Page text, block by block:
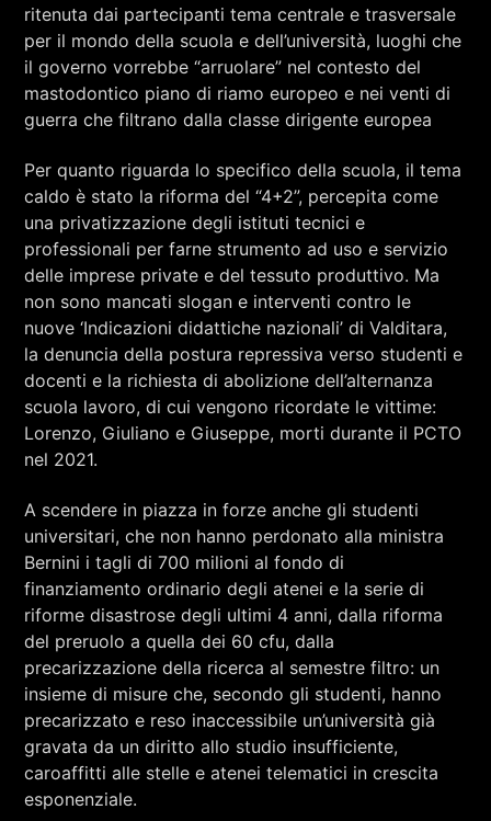
ritenuta dai partecipanti tema centrale e trasversale
per il mondo della scuola e dell’università, luoghi che
il governo vorrebbe “arruolare” nel contesto del
mastodontico piano di riamo europeo e nei venti di
guerra che filtrano dalla classe dirigente europea
Per quanto riguarda lo specifico della scuola, il tema
caldo è stato la riforma del “4+2”, percepita come
una privatizzazione degli istituti tecnici e
professionali per farne strumento ad uso e servizio
delle imprese private e del tessuto produttivo. Ma
non sono mancati slogan e interventi contro le
nuove ‘Indicazioni didattiche nazionali’ di Valditara,
la denuncia della postura repressiva verso studenti e
docenti e la richiesta di abolizione dell’alternanza
scuola lavoro, di cui vengono ricordate le vittime:
Lorenzo, Giuliano e Giuseppe, morti durante il PCTO
nel 2021.
A scendere in piazza in forze anche gli studenti
universitari, che non hanno perdonato alla ministra
Bernini i tagli di 700 milioni al fondo di
finanziamento ordinario degli atenei e la serie di
riforme disastrose degli ultimi 4 anni, dalla riforma
del preruolo a quella dei 60 cfu, dalla
precarizzazione della ricerca al semestre filtro: un
insieme di misure che, secondo gli studenti, hanno
precarizzato e reso inaccessibile un’università già
gravata da un diritto allo studio insufficiente,
caroaffitti alle stelle e atenei telematici in crescita
esponenziale.